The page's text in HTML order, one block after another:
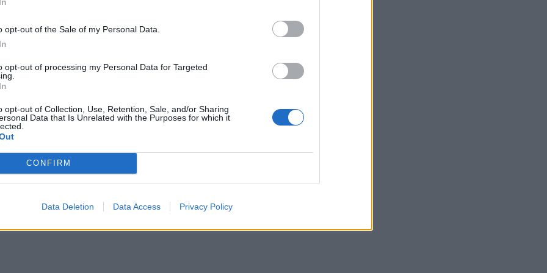
opt-out of the Sale of my Personal Data.
opt-out of processing my Personal Data for Targeted
opt-out of Collection, Use, Retention, Sale, and/or Sharing
Data that Is Unrelated with the Purposes for which it
CONFIRM
Data Deletion Data Access Privacy Policy